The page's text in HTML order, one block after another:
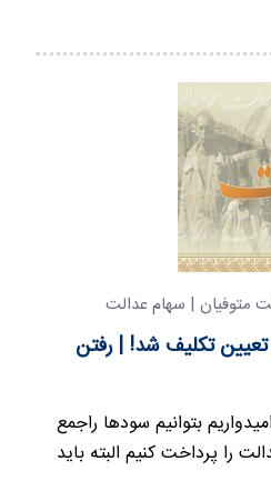
متوفیان | سهام عدالت
تعیین تکلیف شد! | رفتن
بتوانیم سودها راجمع
را پرداخت کنیم البته باید